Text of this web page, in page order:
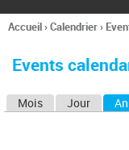
l
h
e
Vous
ici
Accueil›Calendrier›
Events
Mois Jour